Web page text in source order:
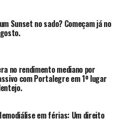
Sunset no sado? Começam já no
no rendimento mediano por
com Portalegre em 1º lugar
em férias: Um direito